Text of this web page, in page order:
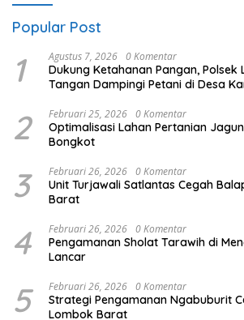
Popular Post
1 Agustus 7, 2026 0 Komentar
Dukung Ketahanan Pangan, Polsek
Tangan Dampingi Petani di Desa
2 Februari 25, 2026 0 Komentar
Optimalisasi Lahan Pertanian
Bongkot
3 Februari 26, 2026 0 Komentar
Unit Turjawali Satlantas Cegah
Barat
4 Februari 26, 2026 0 Komentar
Pengamanan Sholat Tarawih di
Lancar
5 Februari 26, 2026 0 Komentar
Strategi Pengamanan Ngabuburit
Lombok Barat